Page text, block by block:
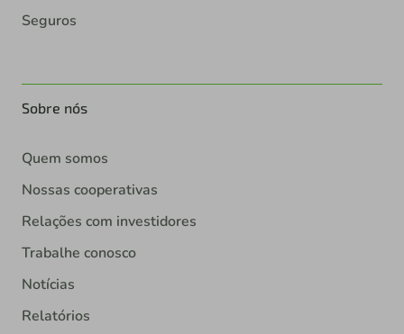
Seguros
Sobre nós
Quem somos
Nossas cooperativas
Relações com investidores
Trabalhe conosco
Notícias
Relatórios